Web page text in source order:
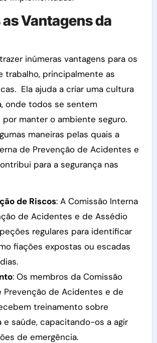
as Vantagens da
inúmeras vantagens para os
trabalho, principalmente as
Ela ajuda a criar uma cultura
onde todos se sentem
por manter o ambiente seguro.
maneiras pelas quais a
de Prevenção de Acidentes e
para a segurança nas
de Riscos: A Comissão Interna
de Acidentes e de Assédio
regulares para identificar
fiações expostas ou escadas
: Os membros da Comissão
Prevenção de Acidentes e de
treinamento sobre
e saúde, capacitando-os a agir
de emergência.